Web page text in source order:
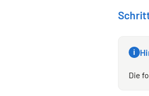
i
Die